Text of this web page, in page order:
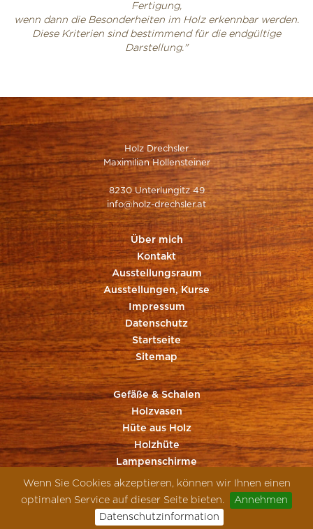
Wenn Sie Cookies akzeptieren, können wir Ihnen einen
optimalen Service auf dieser Seite bieten.
Annehmen
Datenschutzinformation
Fertigung,
wenn dann die Besonderheiten im Holz erkennbar werden.
Diese Kriterien sind bestimmend für die endgültige
Darstellung."
Holz Drechsler
Maximilian Hollensteiner
8230 Unterlungitz 49
info@holz-drechsler.at
Über mich
Kontakt
Ausstellungsraum
Ausstellungen, Kurse
Impressum
Datenschutz
Startseite
Sitemap
Gefäße & Schalen
Holzvasen
Hüte aus Holz
Holzhüte
Lampenschirme
Sonstiges aus Holz